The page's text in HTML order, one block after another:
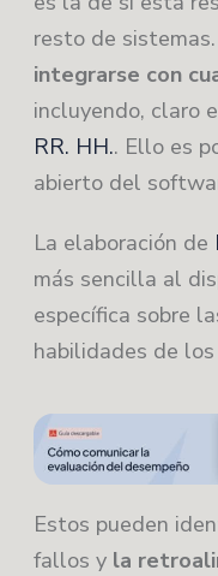
resto de sistemas.
integrarse con
incluyendo, claro
RR. HH.. Ello es
abierto del
La elaboración de
más sencilla al
específica sobre
habilidades de
Estos pueden
fallos y la